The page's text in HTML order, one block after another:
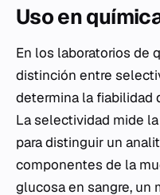
Uso en
En los laboratorios de
distinción entre
determina la fiabilidad
La selectividad mide
para distinguir un
componentes de la
glucosa en sangre,